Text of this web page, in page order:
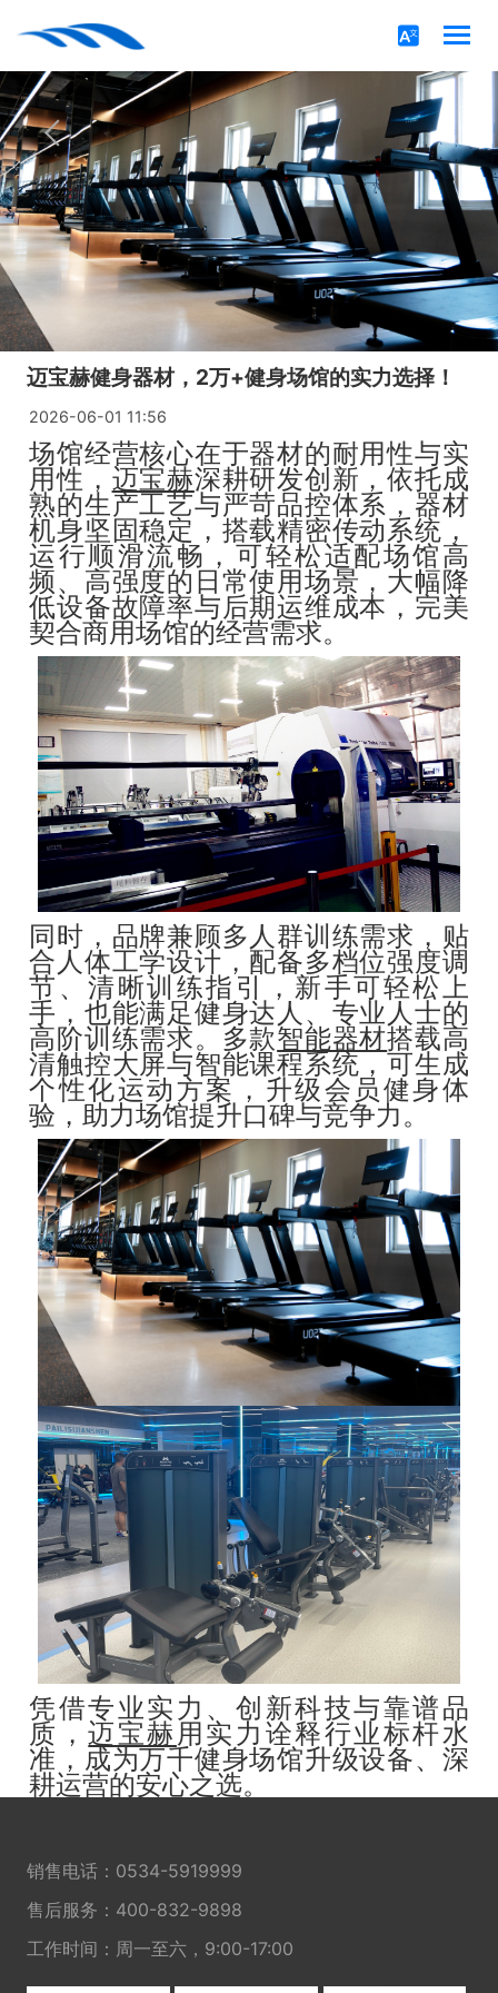
迈宝赫健身器材，2万+健身场馆的实力选择！
2026-06-01 11:56
场馆经营核心在于器材的耐用性与实
用性， 迈宝赫深耕研发创新，依托成
熟的生产工艺与严苛品控体系，器材
机身坚固稳定，搭载精密传动系统，
运行顺滑流畅，可轻松适配场馆高
频、高强度的日常使用场景，大幅降
低设备故障率与后期运维成本，完美
契合商用场馆的经营需求。
同时，品牌兼顾多人群训练需求，贴
合人体工学设计，配备多档位强度调
节、清晰训练指引，新手可轻松上
手，也能满足健身达人、专业人士的
高阶训练需求。多款智能器材搭载高
清触控大屏与智能课程系统，可生成
个性化运动方案，升级会员健身体
验，助力场馆提升口碑与竞争力。
凭借专业实力、创新科技与靠谱品
质，迈宝赫 用实力诠释行业标杆水
准，成为万千健身场馆升级设备、深
耕运营的安心之选。
销售电话： 0534-5919999
售后服务： 400-832-9898
工作时间：周一至六，9:00-17:00